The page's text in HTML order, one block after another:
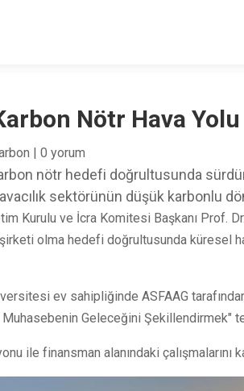
Nötr Hava
| 0 yorum
nötr hedefi doğrultusunda
sektörünün düşük karbonlu
Kurulu ve İcra Komitesi Başkanı Prof.
olma hedefi doğrultusunda küresel
ev sahipliğinde ASFAAG tarafından
Geleceğini Şekillendirmek"
ile finansman alanındaki çalışmalarını